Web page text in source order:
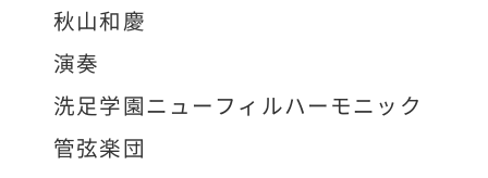
秋山和慶
演奏
洗足学園ニューフィルハーモニック
管弦楽団